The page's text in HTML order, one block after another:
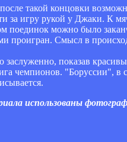
такой концовки
за игру рукой у Джаки. К
поединок можно было
проигран. Смысл в
заслуженно, показав
чемпионов. "Боруссии", в
использованы